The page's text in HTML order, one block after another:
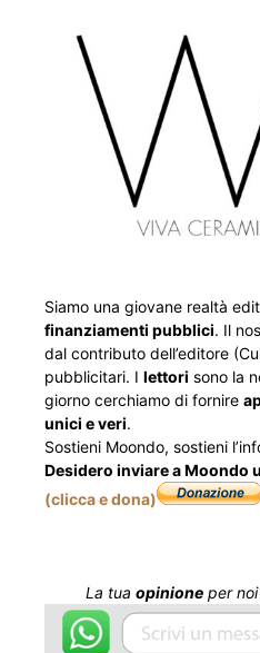
Siamo una giovane realtà
finanziamenti pubblici. Il
dal contributo dell’editore
pubblicitari. I lettori sono la
giorno cerchiamo di fornire
unici e veri.
Sostieni Moondo, sostieni
Desidero inviare a Moondo
(clicca e dona)
La tua opinione per